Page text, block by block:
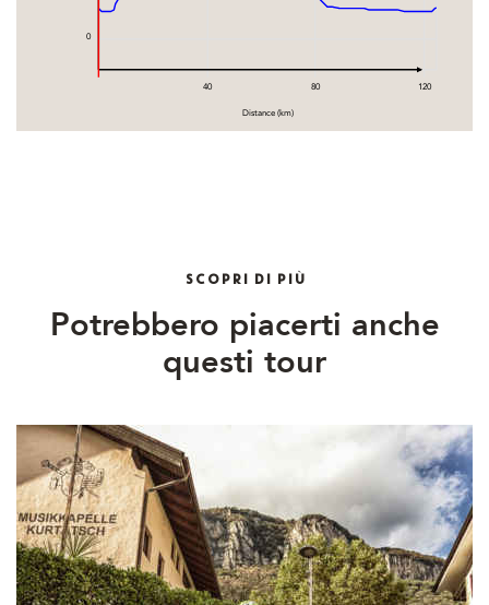
0
40 80 120
Distance (km)
SCOPRI DI PIÙ
Potrebbero piacerti anche
questi tour